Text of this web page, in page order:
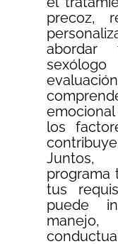
precoz,
abordar
los
programa
tus
puede